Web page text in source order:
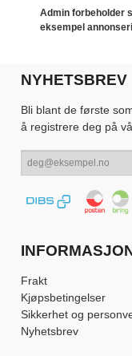
Admin forbeholder
eksempel
NYHETSBREV
Bli blant de første
å registrere deg på
Frakt
Kjøpsbetingelser
Sikkerhet og
Nyhetsbrev